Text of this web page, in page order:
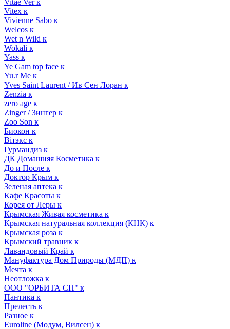
Vitae Ver к
Vitex к
Vivienne Sabo к
Welcos к
Wet n Wild к
Wokali к
Yass к
Ye Gam top face к
Yu.r Me к
Yves Saint Laurent / Ив Сен Лоран к
Zenzia к
zero age к
Zinger / Зингер к
Zoo Son к
Биокон к
Вiтэкс к
Гурмандиз к
ДК Домашняя Косметика к
До и После к
Доктор Крым к
Зеленая аптека к
Кафе Красоты к
Корея от Леры к
Крымская Живая косметика к
Крымская натуральная коллекция (КНК) к
Крымская роза к
Крымский травник к
Лавандовый Край к
Мануфактура Дом Природы (МДП) к
Мечта к
Неотложка к
ООО "ОРБИТА СП" к
Пантика к
Прелесть к
Разное к
Euroline (Модум, Вилсен) к